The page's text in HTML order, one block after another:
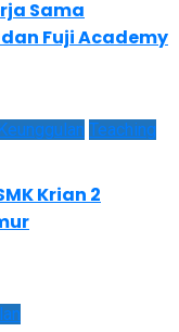
Sama
Fuji Academy
Teaching
Krian 2